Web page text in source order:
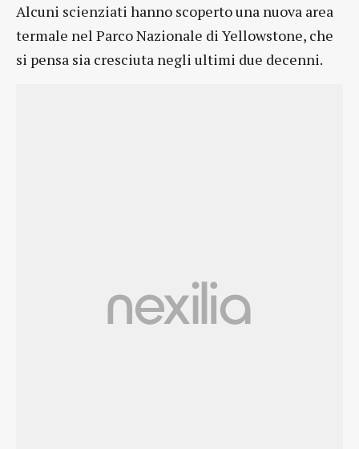
Alcuni scienziati hanno scoperto una nuova area
termale nel Parco Nazionale di Yellowstone, che
si pensa sia cresciuta negli ultimi due decenni.